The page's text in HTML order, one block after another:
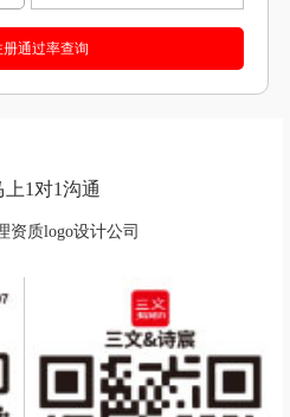
上1对1沟通
资质logo设计公司